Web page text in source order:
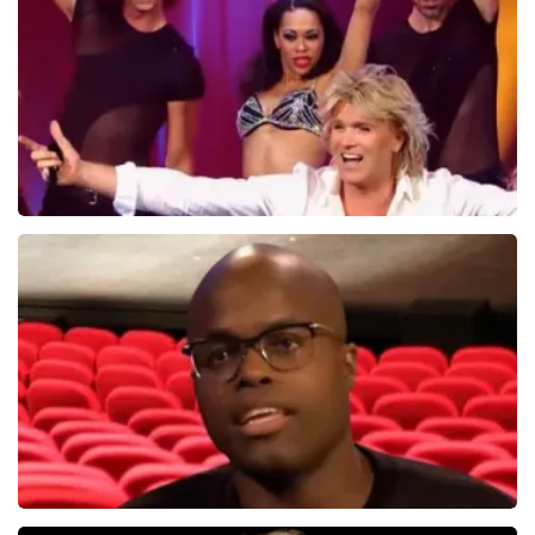
BEKIJKEN
Hans Klok
314+ reviews
BEKIJKEN